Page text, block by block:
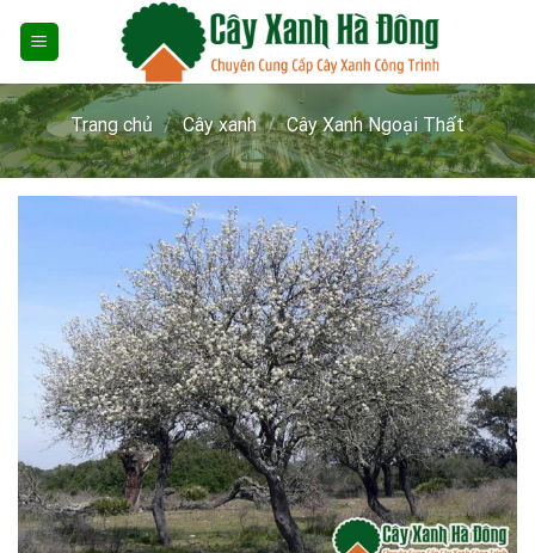
Trang chủ / Cây xanh / Cây Xanh Ngoại Thất